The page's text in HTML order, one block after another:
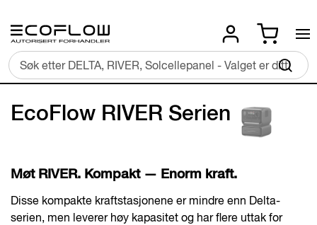
Skip
Content
Min
EcoFlow RIVER Serien
Møt RIVER. Kompakt — Enorm kraft.
Disse kompakte kraftstasjonene er mindre enn Delta-
serien, men leverer høy kapasitet og har flere uttak for